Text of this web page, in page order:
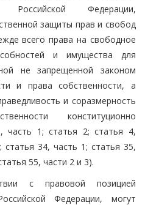
Российской Федерации,
защиты прав и свобод
всего права на свободное
и имущества для
не запрещенной законом
и права собственности, а
и соразмерность
конституционно
часть 1; статья 2; статья 4,
34, часть 1; статья 35,
55, части 2 и 3).
с правовой позицией
Федерации, могут